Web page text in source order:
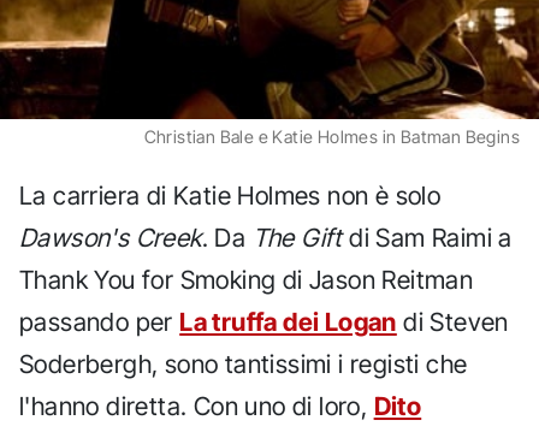
Christian Bale e Katie Holmes in Batman Begins
La carriera di Katie Holmes non è solo
Dawson's Creek. Da The Giftdi Sam Raimi a
Thank You for Smoking di Jason Reitman
passando per La truffa dei Logan di Steven
Soderbergh, sono tantissimi i registi che
l'hanno diretta. Con uno di loro, Dito